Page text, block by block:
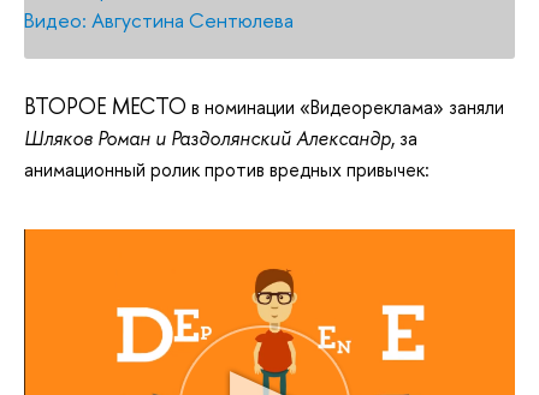
Видео: Августина Сентюлева
ВТОРОЕ МЕСТО в номинации «Видеореклама» заняли
Шляков Роман и Раздолянский Александр, за
анимационный ролик против вредных привычек: